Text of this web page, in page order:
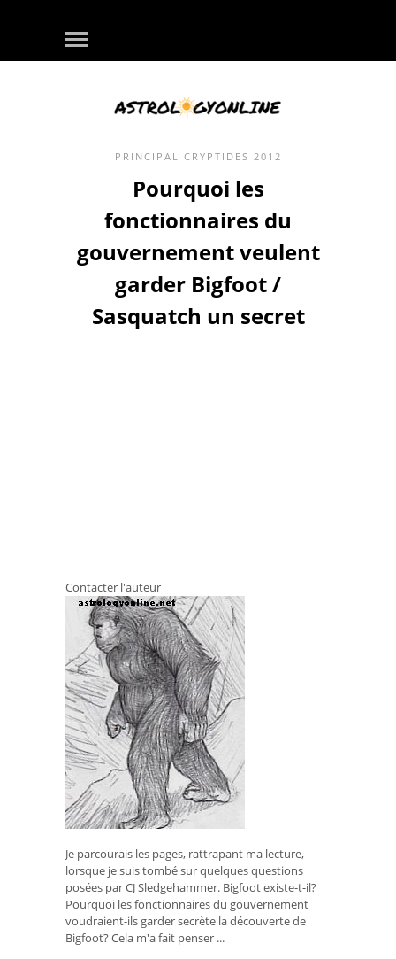
PRINCIPAL CRYPTIDES 2012
Pourquoi les
fonctionnaires du
gouvernement veulent
garder Bigfoot /
Sasquatch un secret
Contacter l'auteur
Je parcourais les pages, rattrapant ma lecture,
lorsque je suis tombé sur quelques questions
posées par CJ Sledgehammer. Bigfoot existe-t-il?
Pourquoi les fonctionnaires du gouvernement
voudraient-ils garder secrète la découverte de
Bigfoot? Cela m'a fait penser ...